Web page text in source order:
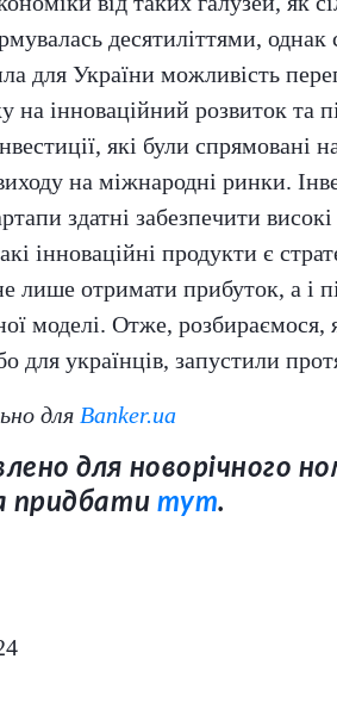
десятиліттями,
для України можливість
на інноваційний розвиток та
які були спрямовані
на міжнародні ринки.
здатні забезпечити
інноваційні продукти є
лише отримати прибуток, а і
моделі. Отже, розбираємося,
для українців, запустили
для Banker.ua
для новорічного
придбати тут.